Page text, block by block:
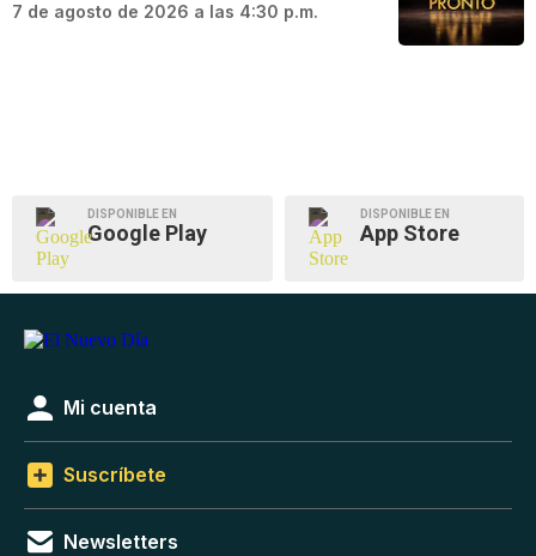
7 de agosto de 2026 a las 4:30 p.m.
DISPONIBLE EN
Google Play
DISPONIBLE EN
App Store
Mi cuenta
Suscríbete
Newsletters